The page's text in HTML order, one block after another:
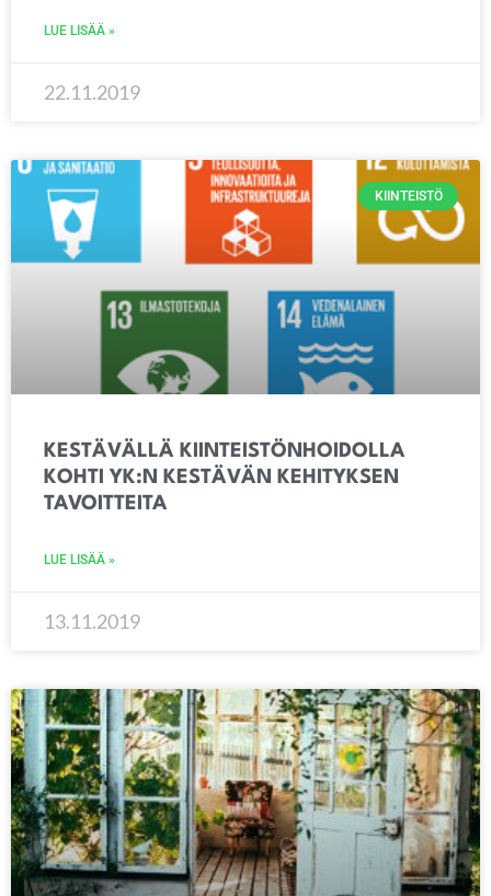
LUE LISÄÄ »
22.11.2019
KIINTEISTÖ
KESTÄVÄLLÄ KIINTEISTÖNHOIDOLLA
KOHTI YK:N KESTÄVÄN KEHITYKSEN
TAVOITTEITA
LUE LISÄÄ »
13.11.2019